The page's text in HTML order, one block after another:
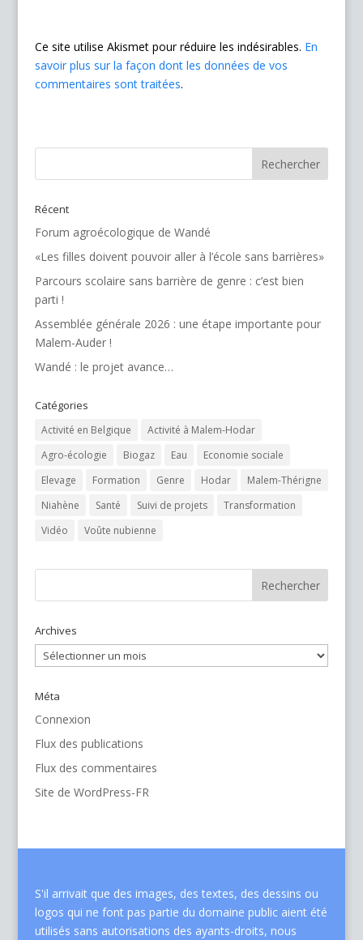
Ce site utilise Akismet pour réduire les indésirables. En
savoir plus sur la façon dont les données de vos
commentaires sont traitées.
Récent
Forum agroécologique de Wandé
«Les filles doivent pouvoir aller à l’école sans barrières»
Parcours scolaire sans barrière de genre : c’est bien
parti !
Assemblée générale 2026 : une étape importante pour
Malem-Auder !
Wandé : le projet avance…
Catégories
Activité en Belgique
Activité à Malem-Hodar
Agro-écologie
Biogaz Eau
Economie sociale
Elevage
Formation Genre Hodar
Malem-Thérigne
Niahène
Santé Suivi de projets
Transformation
Vidéo
Voûte nubienne
Archives
Archives
Méta
Connexion
Flux des publications
Flux des commentaires
Site de WordPress-FR
S'il arrivait que des images, des textes, des dessins ou
logos qui ne font pas partie du domaine public aient été
utilisés sans autorisations des ayants-droits, nous